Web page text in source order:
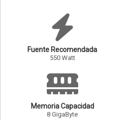
Fuente Recomendada
550 Watt
Memoria Capacidad
8 GigaByte